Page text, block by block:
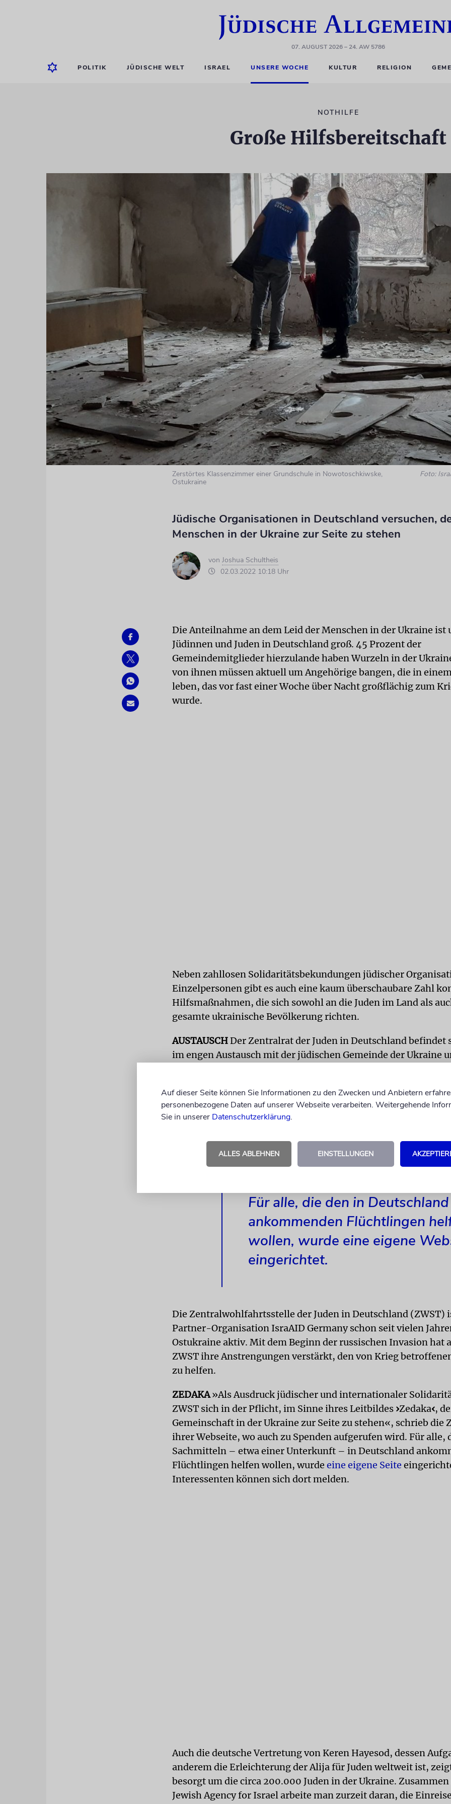
07. AUGUST 2026– 24. AW 5786
POLITIK JÜDISCHE WELT ISRAEL UNSERE WOCHE KULTUR RELIGION
NOTHILFE
Große Hilfsbereitschaft
Zerstörtes Klassenzimmer einer Grundschule in Nowotoschkiwske,
Ostukraine
Foto:
Jüdische Organisationen in Deutschland versuchen,
Menschen in der Ukraine zur Seite zu stehen
von Joshua Schultheis
02.03.2022 10:18 Uhr
Die Anteilnahme an dem Leid der Menschen in der Ukraine ist
Jüdinnen und Juden in Deutschland groß. 45 Prozent der
Gemeindemitglieder hierzulande haben Wurzeln in der
von ihnen müssen aktuell um Angehörige bangen, die in
leben, das vor fast einer Woche über Nacht großflächig zum
wurde.
Neben zahllosen Solidaritätsbekundungen jüdischer
Einzelpersonen gibt es auch eine kaum überschaubare Zahl
Hilfsmaßnahmen, die sich sowohl an die Juden im Land als
gesamte ukrainische Bevölkerung richten.
AUSTAUSCHDer Zentralrat der Juden in Deutschland befindet
im engen Austausch mit der jüdischen Gemeinde der Ukraine
»Wir sind derzeit mit der Bundesregierung im intensiven
für die jetzt nach Deutschland kommenden Juden aus der
eingeleitet werden kann«, hieß es in einem in deutscher und
Sprache verfassten
Brief des Zentralrats an die
Für alle, die den in Deutschland
ankommenden Flüchtlingen
wollen, wurde eine eigene
eingerichtet.
Die Zentralwohlfahrtsstelle der Juden in Deutschland (ZWST)
Partner-Organisation IsraAID Germany schon seit vielen
Ostukraine aktiv. Mit dem Beginn der russischen Invasion hat
ZWST ihre Anstrengungen verstärkt, den von Krieg
zu helfen.
ZEDAKA»Als Ausdruck jüdischer und internationaler
ZWST sich in der Pflicht, im Sinne ihres Leitbildes ›Zedaka‹,
Gemeinschaft in der Ukraine zur Seite zu stehen«, schrieb die
ihrer Webseite, wo auch zu Spenden aufgerufen wird. Für alle,
Sachmitteln ­– etwa einer Unterkunft – in Deutschland
Flüchtlingen helfen wollen, wurde eine eigene Seite
Interessenten können sich dort melden.
Auch die deutsche Vertretung von Keren Hayesod, dessen
anderem die Erleichterung der Alija für Juden weltweit ist,
besorgt um die circa 200.000 Juden in der Ukraine.
Jewish Agency for Israel arbeite man zurzeit daran, die Einreise
Auf dieser Seite können Sie Informationen zu den Zwecken und Anbietern
personenbezogene Daten auf unserer Webseite verarbeiten. Weitergehende
Sie in unserer Datenschutzerklärung.
ALLES ABLEHNEN EINSTELLUNGEN